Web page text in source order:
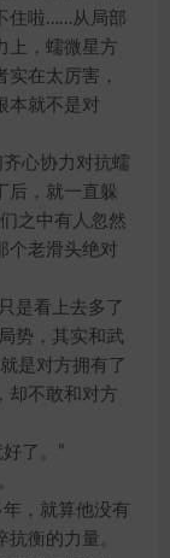
住啦……从局部
上，蠕微星方
在太厉害，
本就不是对
心协力对抗蠕
后，就一直躲
之中有人忽然
个老滑头绝对
是看上去多了
势，其实和武
是对方拥有了
却不敢和对方
了。”
，就算他没有
衡的力量。